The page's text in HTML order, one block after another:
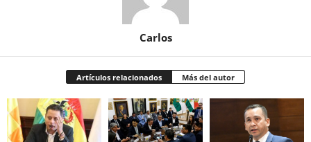
Carlos
Artículos relacionados Más del autor